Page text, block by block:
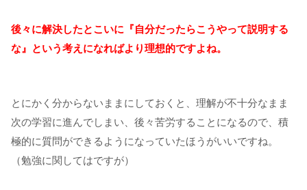
後々に解決したとこいに『自分だったらこうやって説明する
な』という考えになればより理想的ですよね。
とにかく分からないままにしておくと、理解が不十分なまま
次の学習に進んでしまい、後々苦労することになるので、積
極的に質問ができるようになっていたほうがいいですね。
（勉強に関してはですが）